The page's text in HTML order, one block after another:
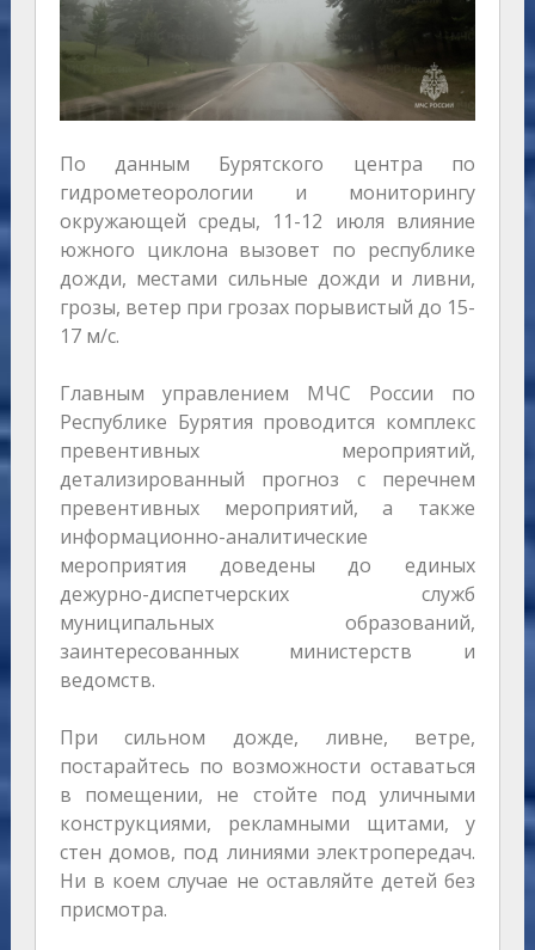
По данным Бурятского центра по
гидрометеорологии и мониторингу
окружающей среды, 11-12 июля влияние
южного циклона вызовет по республике
дожди, местами сильные дожди и ливни,
грозы, ветер при грозах порывистый до 15-
17 м/с.
Главным управлением МЧС России по
Республике Бурятия проводится комплекс
превентивных мероприятий,
детализированный прогноз с перечнем
превентивных мероприятий, а также
информационно-аналитические
мероприятия доведены до единых
дежурно-диспетчерских служб
муниципальных образований,
заинтересованных министерств и
ведомств.
При сильном дожде, ливне, ветре,
постарайтесь по возможности оставаться
в помещении, не стойте под уличными
конструкциями, рекламными щитами, у
стен домов, под линиями электропередач.
Ни в коем случае не оставляйте детей без
присмотра.